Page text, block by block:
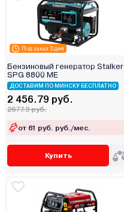
Под заказ 3 дня
Бензиновый генератор Stalker
SPG 8800 ME
ДОСТАВИМ ПО МИНСКУ БЕСПЛАТНО
2 456.79 руб.
2677.9 руб.
от 61 руб. руб./мес.
Купить